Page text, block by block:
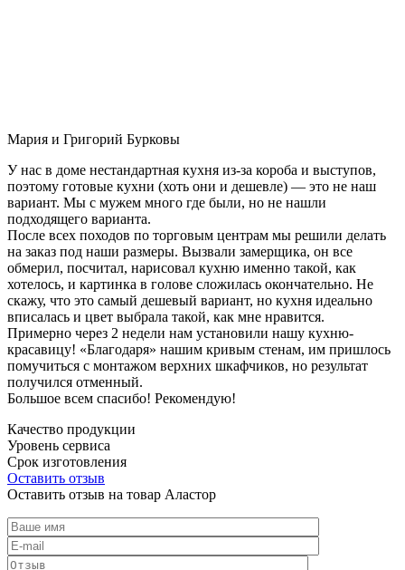
Мария и Григорий Бурковы
У нас в доме нестандартная кухня из-за короба и выступов,
поэтому готовые кухни (хоть они и дешевле) — это не наш
вариант. Мы с мужем много где были, но не нашли
подходящего варианта.
После всех походов по торговым центрам мы решили делать
на заказ под наши размеры. Вызвали замерщика, он все
обмерил, посчитал, нарисовал кухню именно такой, как
хотелось, и картинка в голове сложилась окончательно. Не
скажу, что это самый дешевый вариант, но кухня идеально
вписалась и цвет выбрала такой, как мне нравится.
Примерно через 2 недели нам установили нашу кухню-
красавицу! «Благодаря» нашим кривым стенам, им пришлось
помучиться с монтажом верхних шкафчиков, но результат
получился отменный.
Большое всем спасибо! Рекомендую!
Качество продукции
Уровень сервиса
Срок изготовления
Оставить отзыв
Оставить отзыв на товар Аластор